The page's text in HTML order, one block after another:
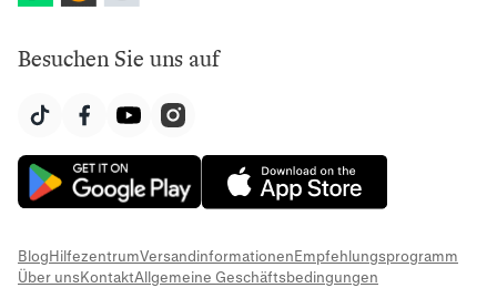
Besuchen Sie uns auf
BlogHilfezentrumVersandinformationenEmpfehlungsprogramm
Über unsKontaktAllgemeine Geschäftsbedingungen